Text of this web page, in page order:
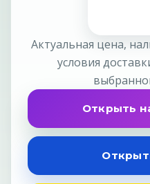
Актуальная цена,
условия
Открыть